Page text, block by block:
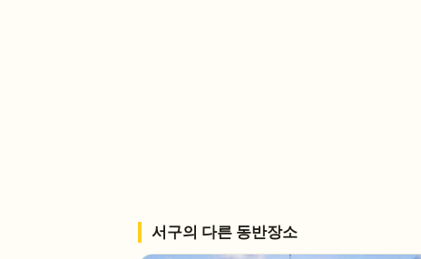
서구의 다른 동반장소